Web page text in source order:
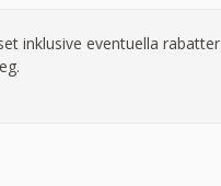
inklusive eventuella rabatter